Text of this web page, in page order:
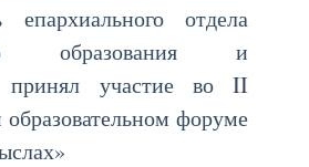
епархиального отдела
образования и
принял участие во II
форуме